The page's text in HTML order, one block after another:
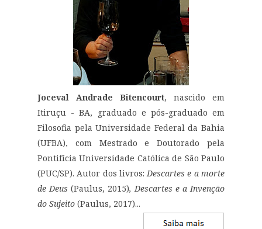
Joceval Andrade Bitencourt, nascido em
Itiruçu - BA, graduado e pós-graduado em
Filosofia pela Universidade Federal da Bahia
(UFBA), com Mestrado e Doutorado pela
Pontifícia Universidade Católica de São Paulo
(PUC/SP). Autor dos livros:Descartes e a morte
de Deus (Paulus, 2015), Descartes e a Invenção
do Sujeito (Paulus, 2017)...